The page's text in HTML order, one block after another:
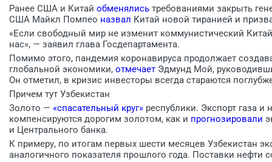
Ранее США и Китай обменялись требованиями закрыть
США Майкл Помпео назвал Китай новой тиранией и
«Если свободный мир не изменит коммунистический
нас», — заявил глава Госдепартамента.
Помимо этого, пандемия коронавируса продолжает
глобальной экономики, отмечает Эдмунд Мой,
Он отметил, в кризис инвесторы всегда стараются
Причем тут Узбекистан
Золото — «спасательный круг» республики. Экспорт газа и
компенсируются дорогим золотом, как и прогнозировали
и Центрального банка.
К примеру, по итогам первых шести месяцев Узбекистан
аналогичного показателя прошлого года. Поставки нефти